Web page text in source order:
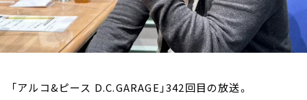
「アルコ&ピース D.C.GARAGE」342回目の放送。